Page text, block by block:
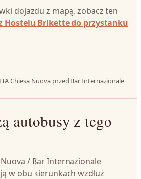
dojazdu z mapą, zobacz ten
Hostelu Brikette do przystanku
Chiesa Nuova przed Bar Internazionale
autobusy z tego
/ Bar Internazionale
w obu kierunkach wzdłuż